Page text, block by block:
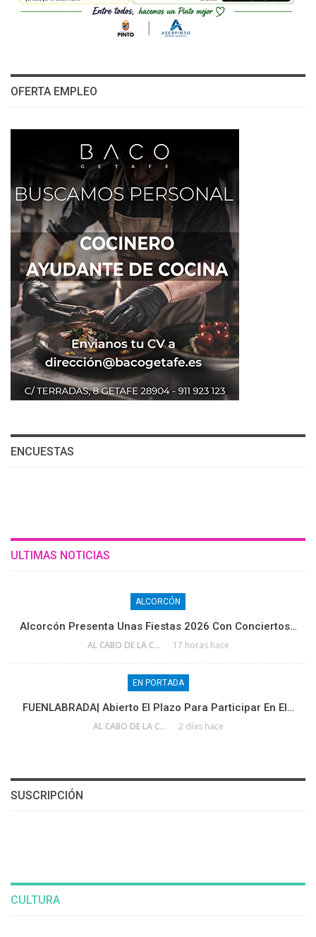
OFERTA EMPLEO
ENCUESTAS
ULTIMAS NOTICIAS
ALCORCÓN
Alcorcón Presenta Unas Fiestas 2026 Con Conciertos…
AL CABO DE LA CALLE 17 horas hace
EN PORTADA
FUENLABRADA| Abierto El Plazo Para Participar En El…
AL CABO DE LA CALLE 2 días hace
SUSCRIPCIÓN
CULTURA